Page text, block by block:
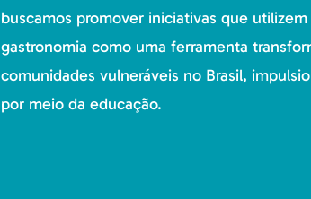
buscamos promover iniciativas que
gastronomia como uma ferramenta
comunidades vulneráveis no Brasil,
por meio da educação.